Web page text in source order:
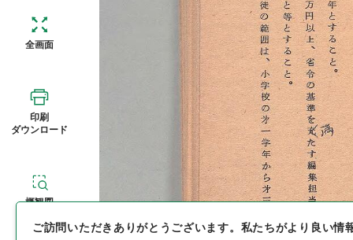
全画面
印刷
ダウンロード
概観図
ご訪問いただきありがとうございます。 私たちがより良い情